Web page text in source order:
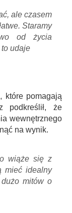
ale czasem
Staramy
od życia
udaje
które pomagają
podkreślił, że
wewnętrznego
na wynik.
wiąże się z
mieć idealny
mitów o